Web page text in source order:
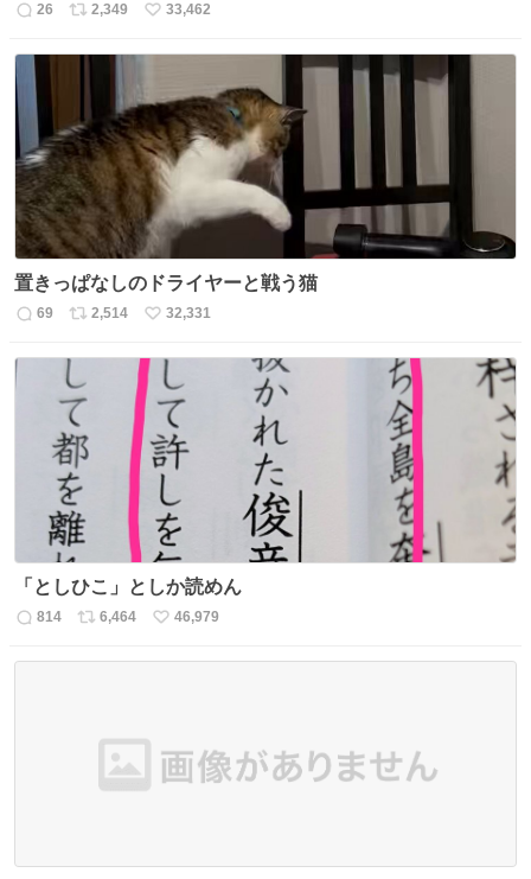
返
数
26
リ
数
2,349
い
33,462
置きっぱなしのドライヤーと戦う猫
返
数
69
リ
ス
ト
数
2,514
い
ね
数
32,331
「としひこ」としか読めん
返
814
リ
6,464
い
46,979